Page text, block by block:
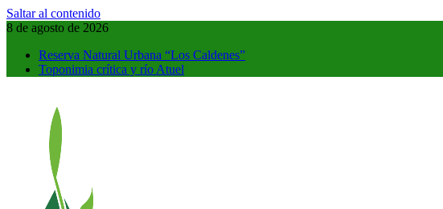
Saltar al contenido
8 de agosto de 2026
Reserva Natural Urbana “Los Caldenes”
Toponimia crítica y río Atuel